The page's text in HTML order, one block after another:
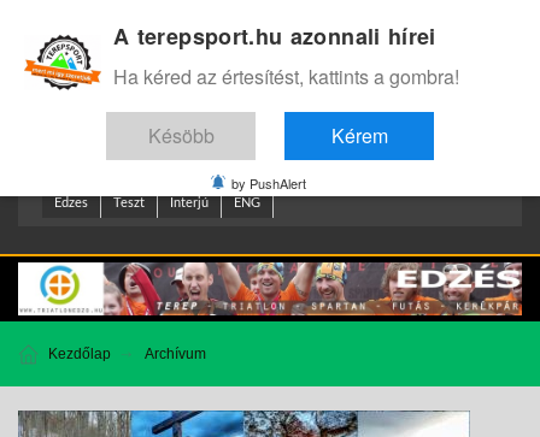
Edzes Teszt Interjú ENG
Kezdőlap Archívum
A terepsport.hu azonnali hírei
Ha kéred az értesítést, kattints a gombra!
Késöbb Kérem
by PushAlert